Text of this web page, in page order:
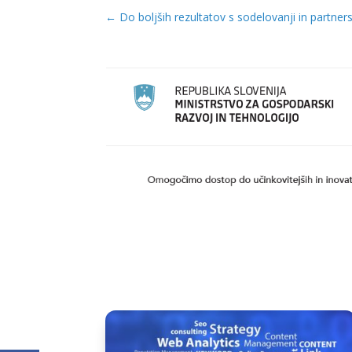
← Do boljših rezultatov s sodelovanji in